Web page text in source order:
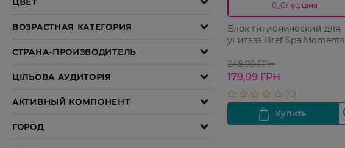
0_Спец.ціна
Блок гигиенический для
унитаза Bref Spa Moments
248,99 ГРН
179,99 ГРН